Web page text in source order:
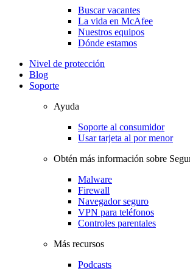
Buscar vacantes
La vida en McAfee
Nuestros equipos
Dónde estamos
Nivel de protección
Blog
Soporte
Ayuda
Soporte al consumidor
Usar tarjeta al por menor
Obtén más información sobre
Malware
Firewall
Navegador seguro
VPN para teléfonos
Controles parentales
Más recursos
Podcasts